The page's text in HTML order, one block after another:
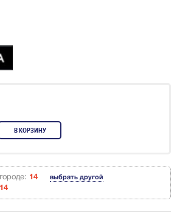
В КОРЗИНУ
14 выбрать другой
14